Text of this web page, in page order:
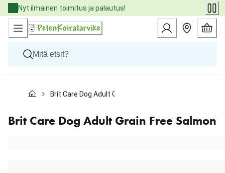
Skip
to
Content
Nyt ilmainen toimitus ja palautus!
Kissat
Eläinlääkäriruoat
Tuotemerkit
Brit Care Dog Adult Grain Free Salmon
Brit Care Dog Adult Grain Free Salmon